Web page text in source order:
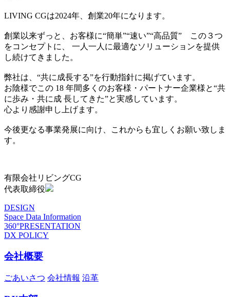
LIVING CGは2024年、創業20年になります。
創業以来ずっと、お客様に“簡単”“速い”“高品質” この３つ
をコンセプトに、 一人一人に最適なソリューションを提供
し続けてきました。
弊社は、“共に成長する”を行動指針に掲げています。
お陰様でこの 18 年間多くのお客様・パートナー企業様と“共
に歩み・共に成 長してきた”と実感しています。
心より感謝申し上げます。
今後更なる事業発展に向け、これからも宜しくお願い致しま
す。
有限会社リビングCG
代表取締役
DESIGN
Space Data Information
360°PRESENTATION
DX POLICY
会社概要
ごあいさつ 会社情報 沿革